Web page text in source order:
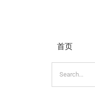
首页
索：